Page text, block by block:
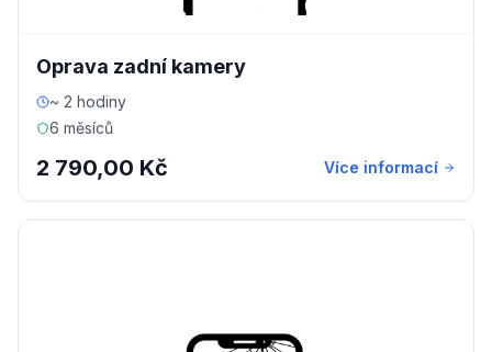
Oprava zadní kamery
~ 2 hodiny
6 měsíců
2 790,00 Kč Více informací